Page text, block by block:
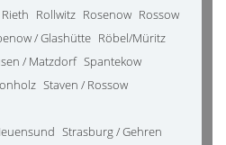
Rieth Rollwitz Rosenow Rossow
/ Glashütte Röbel/Müritz
/ Matzdorf Spantekow
Staven / Rossow
Strasburg / Gehren